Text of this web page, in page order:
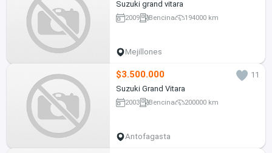
Suzuki grand vitara
2009 Bencina 194000 km
Mejillones
$3.500.000
11
Suzuki Grand Vitara
2003 Bencina 200000 km
Antofagasta